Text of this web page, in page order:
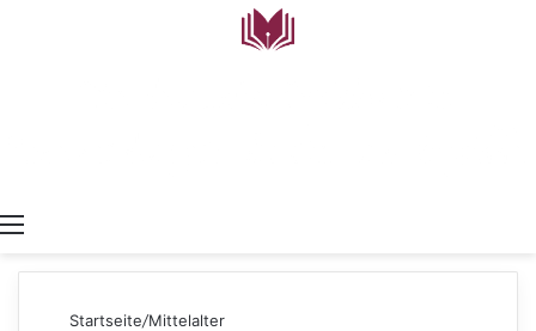
Startseite/Mittelalter